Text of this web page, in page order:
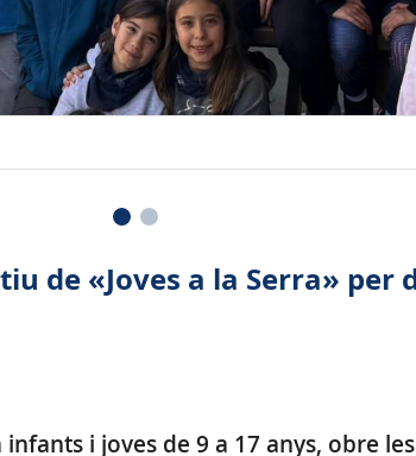
de «Joves a la Serra» per
i joves de 9 a 17 anys, obre